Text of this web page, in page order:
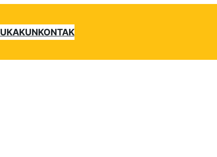
AKUNKONTAK